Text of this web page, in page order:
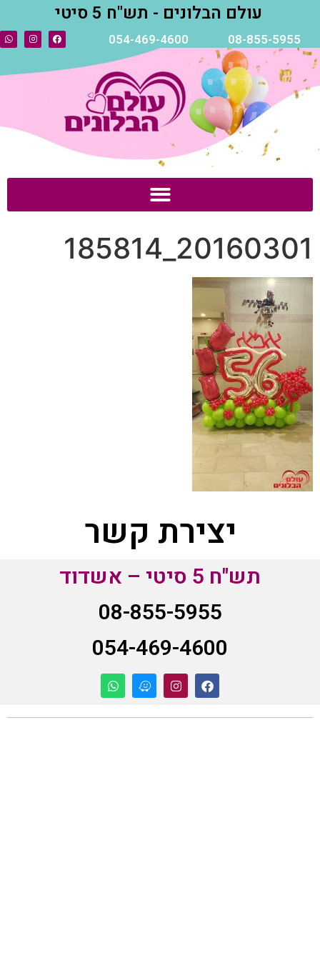
עולם הבלונים - תש"ח 5 סיטי
08-855-5955
054-469-4600
20160301_185814
יצירת קשר
תש"ח 5 סיטי – אשדוד
08-855-5955
054-469-4600